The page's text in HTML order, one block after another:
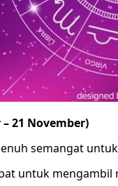
21 November)
semangat
untuk mengambil